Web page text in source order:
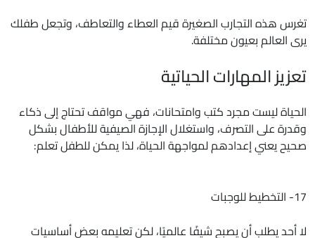
تغرس هذه التجارب الصغيرة قيم العطاء والتعاطف، وتجعل طفلك
يرى العالم بعيون مختلفة.
تعزيز المهارات الحياتية
الحياة ليست مجرد كتب وامتحانات، فهي مواقف تحتاج إلى ذكاء
وقدرة على التصرف، واستغلال الإجازة الصيفية للأطفال بشكل
صحيح يعني إعدادهم لمواجهة الحياة، لذا يمكن للطفل تعلم:
17- التخطيط للوجبات
لا أحد يطلب أن يصبح شيفًا عالميًا، لكن تعليمه بعض أساسيات